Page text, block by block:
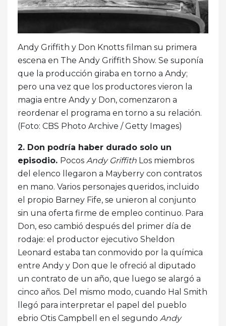
Andy Griffith y Don Knotts filman su primera
escena en The Andy Griffith Show. Se suponía
que la producción giraba en torno a Andy;
pero una vez que los productores vieron la
magia entre Andy y Don, comenzaron a
reordenar el programa en torno a su relación.
(Foto: CBS Photo Archive / Getty Images)
2. Don podría haber durado solo un
episodio. Pocos Andy Griffith Los miembros
del elenco llegaron a Mayberry con contratos
en mano. Varios personajes queridos, incluido
el propio Barney Fife, se unieron al conjunto
sin una oferta firme de empleo continuo. Para
Don, eso cambió después del primer día de
rodaje: el productor ejecutivo Sheldon
Leonard estaba tan conmovido por la química
entre Andy y Don que le ofreció al diputado
un contrato de un año, que luego se alargó a
cinco años. Del mismo modo, cuando Hal Smith
llegó para interpretar el papel del pueblo
ebrio Otis Campbell en el segundo Andy